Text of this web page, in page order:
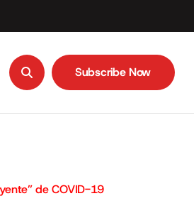
Subscribe Now
de COVID-19